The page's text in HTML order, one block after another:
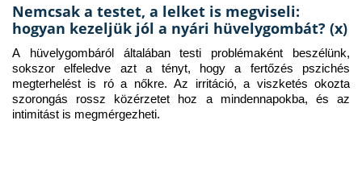
Nemcsak a testet, a lelket is megviseli:
hogyan kezeljük jól a nyári hüvelygombát? (x)
A hüvelygombáról általában testi problémaként beszélünk,
sokszor elfeledve azt a tényt, hogy a fertőzés pszichés
megterhelést is ró a nőkre. Az irritáció, a viszketés okozta
szorongás rossz közérzetet hoz a mindennapokba, és az
intimitást is megmérgezheti.